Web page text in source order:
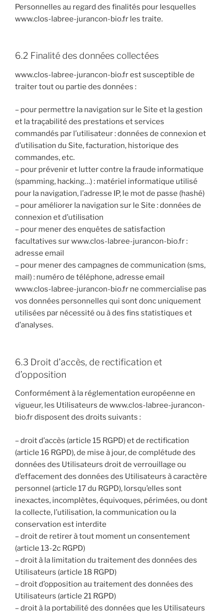
Personnelles au regard des finalités pour lesquelles
www.clos-labree-jurancon-bio.fr les traite.
6.2 Finalité des données collectées
www.clos-labree-jurancon-bio.fr est susceptible de
traiter tout ou partie des données :
– pour permettre la navigation sur le Site et la gestion
et la traçabilité des prestations et services
commandés par l’utilisateur : données de connexion et
d’utilisation du Site, facturation, historique des
commandes, etc.
– pour prévenir et lutter contre la fraude informatique
(spamming, hacking…) : matériel informatique utilisé
pour la navigation, l’adresse IP, le mot de passe (hashé)
– pour améliorer la navigation sur le Site : données de
connexion et d’utilisation
– pour mener des enquêtes de satisfaction
facultatives sur www.clos-labree-jurancon-bio.fr :
adresse email
– pour mener des campagnes de communication (sms,
mail) : numéro de téléphone, adresse email
www.clos-labree-jurancon-bio.fr ne commercialise pas
vos données personnelles qui sont donc uniquement
utilisées par nécessité ou à des fins statistiques et
d’analyses.
6.3 Droit d’accès, de rectification et
d’opposition
Conformément à la réglementation européenne en
vigueur, les Utilisateurs de www.clos-labree-jurancon-
bio.fr disposent des droits suivants :
– droit d’accès (article 15 RGPD) et de rectification
(article 16 RGPD), de mise à jour, de complétude des
données des Utilisateurs droit de verrouillage ou
d’effacement des données des Utilisateurs à caractère
personnel (article 17 du RGPD), lorsqu’elles sont
inexactes, incomplètes, équivoques, périmées, ou dont
la collecte, l’utilisation, la communication ou la
conservation est interdite
– droit de retirer à tout moment un consentement
(article 13-2c RGPD)
– droit à la limitation du traitement des données des
Utilisateurs (article 18 RGPD)
– droit d’opposition au traitement des données des
Utilisateurs (article 21 RGPD)
– droit à la portabilité des données que les Utilisateurs